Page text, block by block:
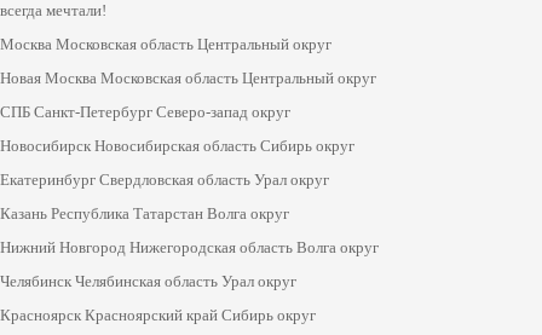
всегда мечтали!
Москва Московская область Центральный округ
Новая Москва Московская область Центральный округ
СПБ Санкт-Петербург Северо-запад округ
Новосибирск Новосибирская область Сибирь округ
Екатеринбург Свердловская область Урал округ
Казань Республика Татарстан Волга округ
Нижний Новгород Нижегородская область Волга округ
Челябинск Челябинская область Урал округ
Красноярск Красноярский край Сибирь округ